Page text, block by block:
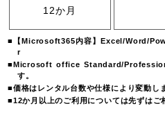
12か月
【Microsoft365内容】Excel/Word/
r
Microsoft office Standard/
す。
価格はレンタル台数や仕様により変動し
12か月以上のご利用については先ずはご